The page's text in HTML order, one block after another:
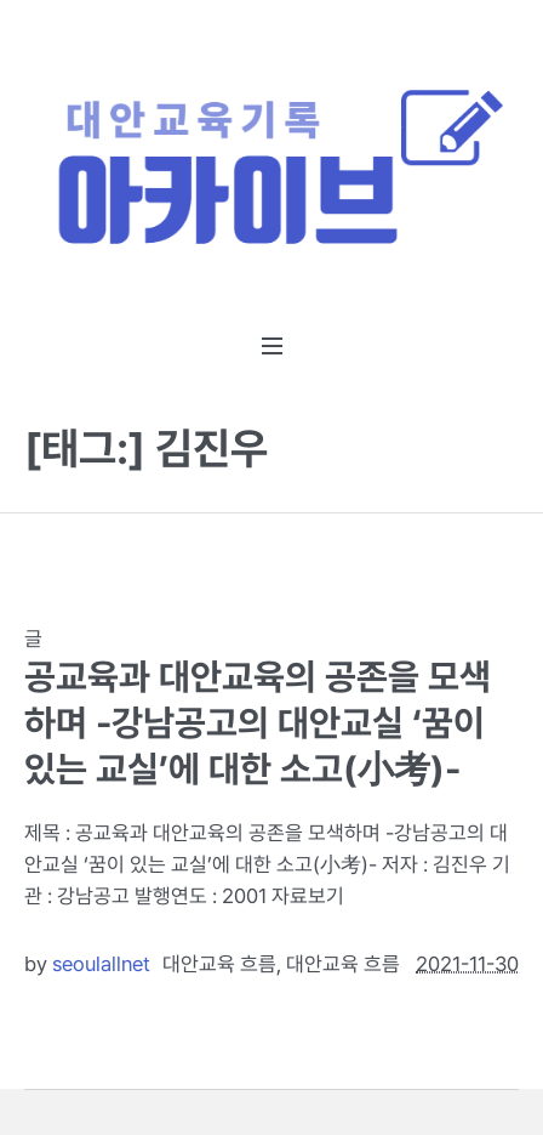
[태그:] 김진우
글
공교육과 대안교육의 공존을 모색
하며 -강남공고의 대안교실 ‘꿈이
있는 교실’에 대한 소고(小考)-
제목 : 공교육과 대안교육의 공존을 모색하며 -강남공고의 대
안교실 ‘꿈이 있는 교실’에 대한 소고(小考)- 저자 : 김진우 기
관 : 강남공고 발행연도 : 2001 자료보기
2021-11-30
by seoulallnet 대안교육 흐름, 대안교육 흐름